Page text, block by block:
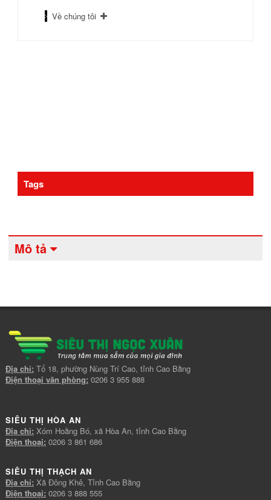
Về chúng tôi
Tags
Mô tả
Địa chỉ: Tổ 18, phường Nùng Trí Cao, tỉnh Cao Bằng
Điện thoại văn phòng: 0206 3 955 888
SIÊU THỊ HÒA AN
Địa chỉ: Xóm Hoằng Bó, xã Hòa An, tỉnh Cao Bằng
Điện thoại: 0206 3 861 686
SIÊU THỊ THẠCH AN
Địa chỉ: Xã Đông Khê, Tỉnh Cao Bằng
Điện thoại: 0206 3 888 555